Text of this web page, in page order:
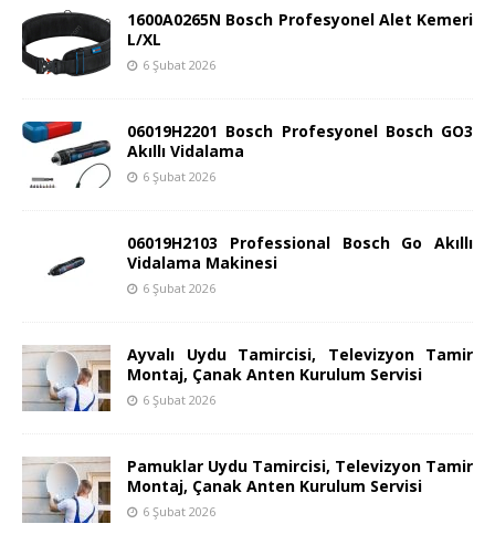
1600A0265N Bosch Profesyonel Alet Kemeri
L/XL
6 Şubat 2026
06019H2201 Bosch Profesyonel Bosch GO3
Akıllı Vidalama
6 Şubat 2026
06019H2103 Professional Bosch Go Akıllı
Vidalama Makinesi
6 Şubat 2026
Ayvalı Uydu Tamircisi, Televizyon Tamir
Montaj, Çanak Anten Kurulum Servisi
6 Şubat 2026
Pamuklar Uydu Tamircisi, Televizyon Tamir
Montaj, Çanak Anten Kurulum Servisi
6 Şubat 2026